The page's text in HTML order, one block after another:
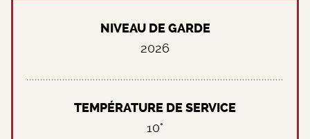
NIVEAU DE GARDE
2026
TEMPÉRATURE DE SERVICE
10°